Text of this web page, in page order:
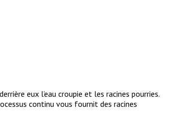
eux l’eau croupie et les racines pourries.
continu vous fournit des racines